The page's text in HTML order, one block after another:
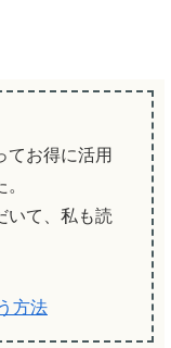
てお得に活用
いて、私も読
方法